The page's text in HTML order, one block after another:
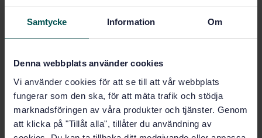
Samtycke Information Om
Denna webbplats använder cookies
Vi använder cookies för att se till att vår webbplats
fungerar som den ska, för att mäta trafik och stödja
marknadsföringen av våra produkter och tjänster. Genom
att klicka på "Tillåt alla", tillåter du användning av
Köp denna standard
SVENSK STANDARD· SS-EN 13602
Koppar och kopparlegeringar - Dragen rundtråd av
koppar för tillverkning av elektriska ledare
Prenumerera på standarden - Läs mer